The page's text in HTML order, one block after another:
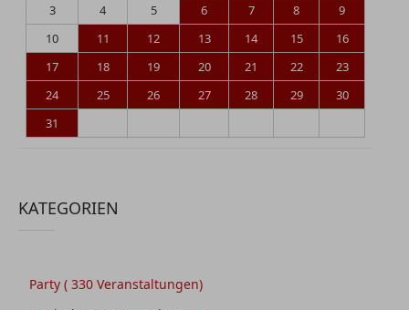
3
4 5 6 7 8
9
10
11 12 13 14 15
16
17
18 19 20 21 22
23
24
25 26 27 28 29
30
31
KATEGORIEN
Party ( 330 Veranstaltungen)